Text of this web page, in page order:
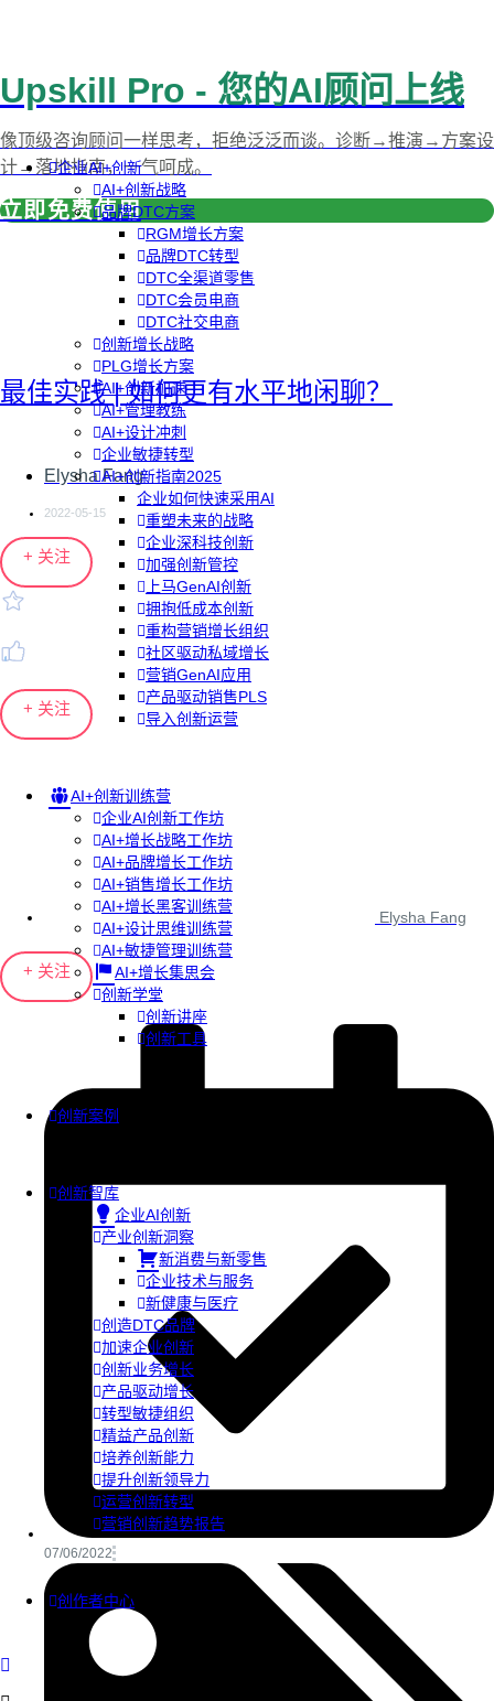
企业AI+创新
AI+创新战略
品牌DTC方案
RGM增长方案
品牌DTC转型
DTC全渠道零售
DTC会员电商
DTC社交电商
创新增长战略
PLG增长方案
AI+创新加速
AI+管理教练
AI+设计冲刺
企业敏捷转型
AI+创新指南2025
企业如何快速采用AI
重塑未来的战略
企业深科技创新
加强创新管控
上马GenAI创新
拥抱低成本创新
重构营销增长组织
社区驱动私域增长
营销GenAI应用
产品驱动销售PLS
导入创新运营
AI+创新训练营
企业AI创新工作坊
AI+增长战略工作坊
AI+品牌增长工作坊
AI+销售增长工作坊
AI+增长黑客训练营
AI+设计思维训练营
AI+敏捷管理训练营
AI+增长集思会
创新学堂
创新讲座
创新工具
创新案例
创新智库
企业AI创新
产业创新洞察
新消费与新零售
企业技术与服务
新健康与医疗
创造DTC品牌
加速企业创新
创新业务增长
产品驱动增长
转型敏捷组织
精益产品创新
培养创新能力
提升创新领导力
运营创新转型
营销创新趋势报告
创作者中心
Upskill Pro - 您的AI顾问上线
像顶级咨询顾问一样思考，拒绝泛泛而谈。诊断→推演→方案设
计→落地指南，一气呵成。
立即免费使用
最佳实践 | 如何更有水平地闲聊？
Elysha Fang
2022-05-15
+ 关注
+ 关注
Elysha Fang
+ 关注
07/06/2022